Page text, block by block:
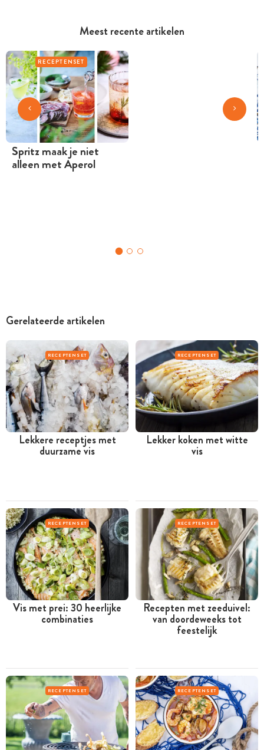
Meest recente artikelen
RECEPTENSET
Spritz maak je niet
alleen met Aperol
Gerelateerde artikelen
RECEPTENSET
Lekkere receptjes met
duurzame vis
RECEPTENSET
Lekker koken met witte
vis
RECEPTENSET
Vis met prei: 30 heerlijke
combinaties
RECEPTENSET
Recepten met zeeduivel:
van doordeweeks tot
feestelijk
RECEPTENSET RECEPTENSET